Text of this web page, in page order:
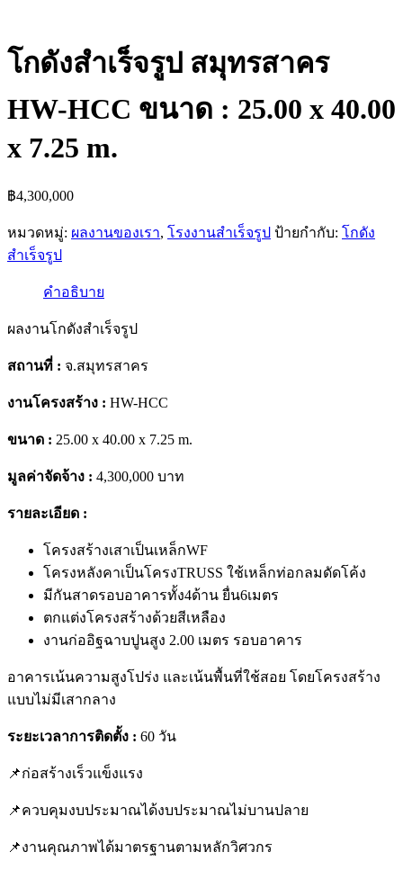
โกดังสำเร็จรูป สมุทรสาคร
HW-HCC ขนาด : 25.00 x 40.00
x 7.25 m.
฿4,300,000
หมวดหมู่: ผลงานของเรา, โรงงานสำเร็จรูป ป้ายกำกับ: โกดัง
สำเร็จรูป
คำอธิบาย
ผลงานโกดังสำเร็จรูป
สถานที่ : จ.สมุทรสาคร
งานโครงสร้าง : HW-HCC
ขนาด : 25.00 x 40.00 x 7.25 m.
มูลค่าจัดจ้าง : 4,300,000 บาท
รายละเอียด :
โครงสร้างเสาเป็นเหล็กWF
โครงหลังคาเป็นโครงTRUSS ใช้เหล็กท่อกลมดัดโค้ง
มีกันสาดรอบอาคารทั้ง4ด้าน ยื่น6เมตร
ตกแต่งโครงสร้างด้วยสีเหลือง
งานก่ออิฐฉาบปูนสูง 2.00 เมตร รอบอาคาร
อาคารเน้นความสูงโปร่ง และเน้นพื้นที่ใช้สอย โดยโครงสร้าง
แบบไม่มีเสากลาง
ระยะเวลาการติดตั้ง : 60 วัน
📌ก่อสร้างเร็วแข็งแรง
📌ควบคุมงบประมาณได้งบประมาณไม่บานปลาย
📌งานคุณภาพได้มาตรฐานตามหลักวิศวกร